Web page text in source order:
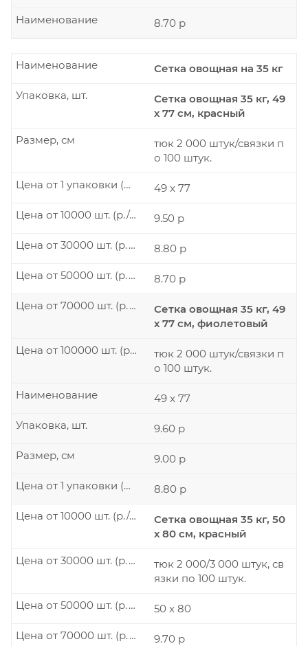
8.70 р
Наименование
Сетка овощная на 35 кг
Наименование
Сетка овощная 35 кг, 49
х 77 см, красный
Упаковка, шт.
тюк 2 000 штук/связки п
о 100 штук.
Размер, см
49 x 77
Цена от 1 упаковки (р./шт.)
9.50 р
Цена от 10000 шт. (р./шт.)
8.80 р
Цена от 30000 шт. (р./шт.)
8.70 р
Цена от 50000 шт. (р./шт.)
Сетка овощная 35 кг, 49
х 77 см, фиолетовый
Цена от 70000 шт. (р./шт.)
тюк 2 000 штук/связки п
о 100 штук.
Цена от 100000 шт. (р./шт.)
49 x 77
Наименование
9.60 р
Упаковка, шт.
9.00 р
Размер, см
8.80 р
Цена от 1 упаковки (р./шт.)
Сетка овощная 35 кг, 50
х 80 см, красный
Цена от 10000 шт. (р./шт.)
тюк 2 000/3 000 штук, св
язки по 100 штук.
Цена от 30000 шт. (р./шт.)
50 x 80
Цена от 50000 шт. (р./шт.)
9.70 р
Цена от 70000 шт. (р./шт.)